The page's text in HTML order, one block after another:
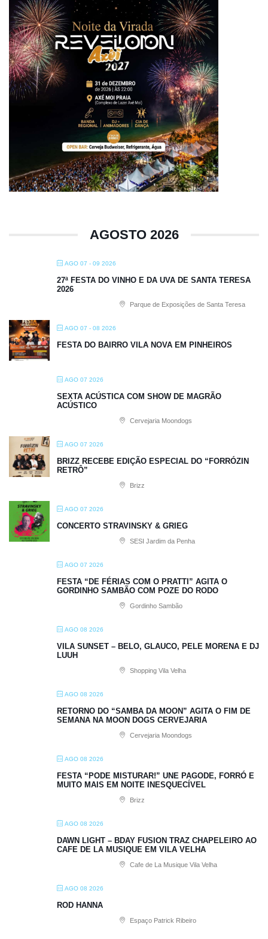
AGOSTO 2026
AGO 07 - 09 2026
27ª FESTA DO VINHO E DA UVA DE SANTA TERESA
2026
Parque de Exposições de Santa Teresa
AGO 07 - 08 2026
FESTA DO BAIRRO VILA NOVA EM PINHEIROS
AGO 07 2026
SEXTA ACÚSTICA COM SHOW DE MAGRÃO
ACÚSTICO
Cervejaria Moondogs
AGO 07 2026
BRIZZ RECEBE EDIÇÃO ESPECIAL DO “FORRÓZIN
RETRÔ”
Brizz
AGO 07 2026
CONCERTO STRAVINSKY & GRIEG
SESI Jardim da Penha
AGO 07 2026
FESTA “DE FÉRIAS COM O PRATTI” AGITA O
GORDINHO SAMBÃO COM POZE DO RODO
Gordinho Sambão
AGO 08 2026
VILA SUNSET – BELO, GLAUCO, PELE MORENA E DJ
LUUH
Shopping Vila Velha
AGO 08 2026
RETORNO DO “SAMBA DA MOON” AGITA O FIM DE
SEMANA NA MOON DOGS CERVEJARIA
Cervejaria Moondogs
AGO 08 2026
FESTA “PODE MISTURAR!” UNE PAGODE, FORRÓ E
MUITO MAIS EM NOITE INESQUECÍVEL
Brizz
AGO 08 2026
DAWN LIGHT – BDAY FUSION TRAZ CHAPELEIRO AO
CAFE DE LA MUSIQUE EM VILA VELHA
Cafe de La Musique Vila Velha
AGO 08 2026
ROD HANNA
Espaço Patrick Ribeiro